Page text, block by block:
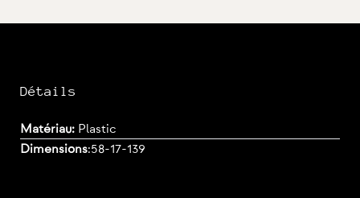
Détails
Matériau: Plastic
Dimensions:58-17-139